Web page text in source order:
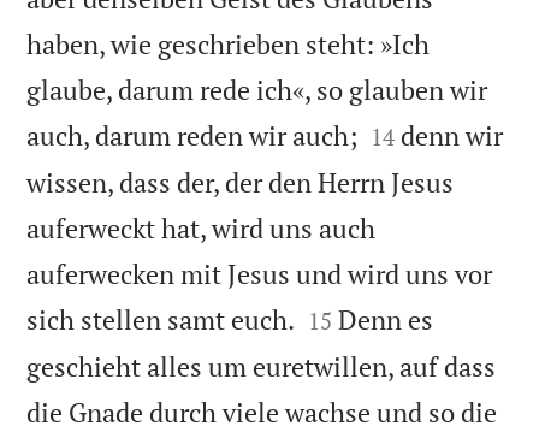
haben, wie geschrieben steht: »Ich
glaube, darum rede ich«, so glauben wir
auch, darum reden wir auch; 

14 denn wir
wissen, dass der, der den Herrn Jesus
auferweckt hat, wird uns auch
auferwecken mit Jesus und wird uns vor
sich stellen samt euch. 

15 Denn es
geschieht alles um euretwillen, auf dass
die Gnade durch viele wachse und so die